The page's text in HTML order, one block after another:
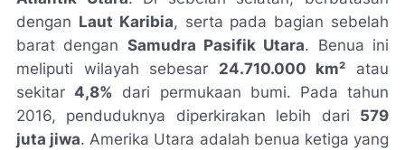
dengan Laut Karibia, serta pada bagian sebelah
barat dengan Samudra Pasifik Utara. Benua ini
meliputi wilayah sebesar 24.710.000 km² atau
sekitar4,8% dari permukaan bumi. Pada tahun
2016, penduduknya diperkirakan lebih dari 579
juta jiwa. Amerika Utara adalah benua ketiga yang